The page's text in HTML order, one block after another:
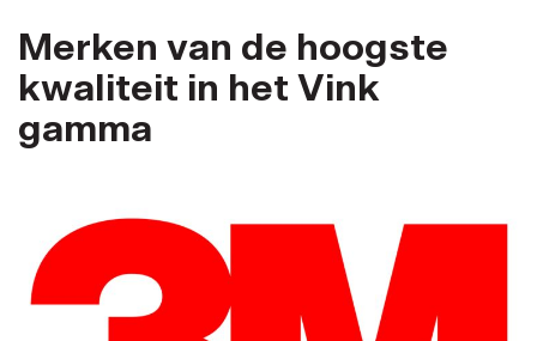
Merken van de hoogste
kwaliteit in het Vink
gamma